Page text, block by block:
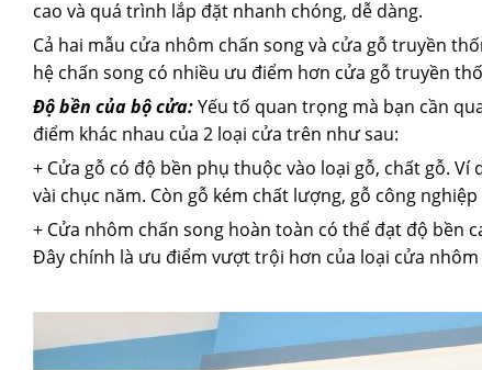
cao và quá trình lắp đặt nhanh chóng, dễ dàng.
Cả hai mẫu cửa nhôm chấn song và cửa gỗ truyền
hệ chấn song có nhiều ưu điểm hơn cửa gỗ truyền
Độ bền của bộ cửa:Yếu tố quan trọng mà bạn cần
điểm khác nhau của 2 loại cửa trên như sau:
+ Cửa gỗ có độ bền phụ thuộc vào loại gỗ, chất gỗ.
vài chục năm. Còn gỗ kém chất lượng, gỗ công
+ Cửa nhôm chấn song hoàn toàn có thể đạt độ
Đây chính là ưu điểm vượt trội hơn của loại cửa